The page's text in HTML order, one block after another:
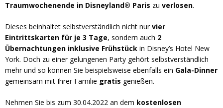
Traumwochenende in Disneyland® Paris zu verlosen.
Dieses beinhaltet selbstverständlich nicht nurvier
Eintrittskarten für je 3 Tage, sondern auch 2
Übernachtungen inklusive Frühstück in Disney’s Hotel New
York. Doch zu einer gelungenen Party gehört selbstverständlich
mehr und so können Sie beispielsweise ebenfalls ein Gala-Dinner
gemeinsam mit Ihrer Familie gratis genießen.
Nehmen Sie bis zum 30.04.2022 an dem kostenlosen